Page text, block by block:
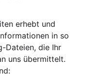
erhebt und
in so
Dateien, die Ihr
uns übermittelt.